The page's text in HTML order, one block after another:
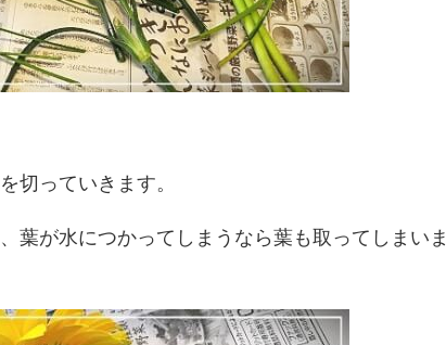
切っていきます。
葉が水につかってしまうなら葉も取ってしまいま